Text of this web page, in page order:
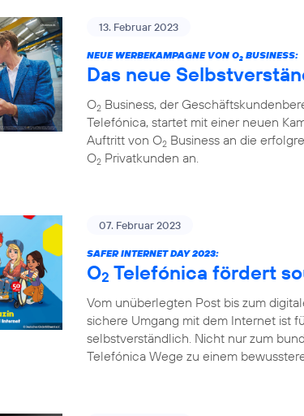
13. Februar 2023
NEUE WERBEKAMPAGNE VON O2 BUSINESS:
Das neue
O2 Business, der
Telefónica, startet mit einer neuen
Auftritt von O2 Business an die
O2 Privatkunden an.
07. Februar 2023
SAFER INTERNET DAY 2023:
O2 Telefónica fördert
Vom unüberlegten Post bis zum
sichere Umgang mit dem Internet ist
selbstverständlich. Nicht nur zum
Telefónica Wege zu einem